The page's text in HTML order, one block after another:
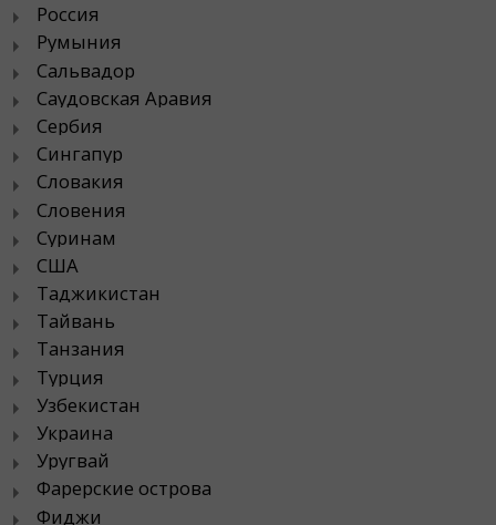
Россия
Румыния
Сальвадор
Саудовская Аравия
Сербия
Сингапур
Словакия
Словения
Суринам
США
Таджикистан
Тайвань
Танзания
Турция
Узбекистан
Украина
Уругвай
Фарерские острова
Фиджи